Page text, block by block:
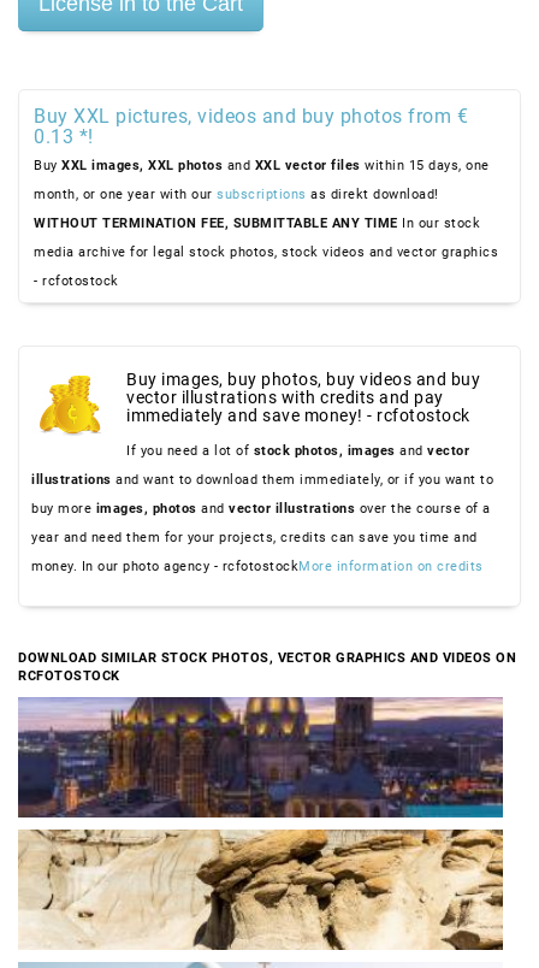
Buy XXL pictures, videos and buy photos from €
0.13 *!
Buy XXL images, XXL photos and XXL vector files within 15 days, one
month, or one year with our subscriptions as direkt download!
WITHOUT TERMINATION FEE, SUBMITTABLE ANY TIME In our stock
media archive for legal stock photos, stock videos and vector graphics
- rcfotostock
Buy images, buy photos, buy videos and buy
vector illustrations with credits and pay
immediately and save money! - rcfotostock
If you need a lot of stock photos, images and vector
illustrations and want to download them immediately, or if you want to
buy more images, photos and vector illustrations over the course of a
year and need them for your projects, credits can save you time and
money. In our photo agency - rcfotostockMore information on credits
DOWNLOAD SIMILAR STOCK PHOTOS, VECTOR GRAPHICS AND VIDEOS ON
RCFOTOSTOCK